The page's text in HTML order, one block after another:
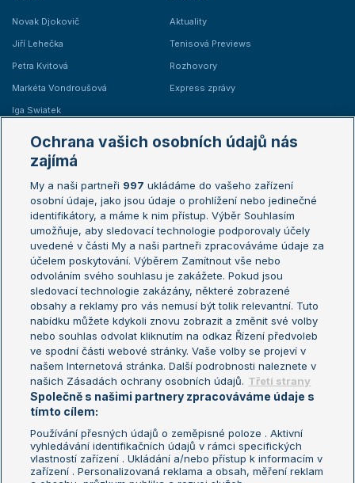
Novak Djokovič
Jiří Lehečka
Petra Kvitová
Markéta Vondroušová
Iga Swiatek
Aktuality
Tenisová Previews
Rozhovory
Express zprávy
Žebříčky
Žebříček ATP (muži)
Žebříček WTA (ženy)
Sázkařský žebříček
Australian Open
French Open
Wimbledon
US Open
Turnaj mistrů
Turnaj mistryň
Aktualní trendy
Fotbalové přestupy
Livesport Daily
LS Prague Open
Podmínky užití
Nastavení soukromí
GDPR a žurnalistika
Reklama
Ochrana vašich osobních údajů nás
zajímá
My a naši partneři 997 ukládáme do vašeho zařízení
osobní údaje, jako jsou údaje o prohlížení nebo jedinečné
identifikátory, a máme k nim přístup. Výběr Souhlasím
umožňuje, aby sledovací technologie podporovaly účely
uvedené v části My a naši partneři zpracováváme údaje za
účelem poskytování. Výběrem Zamítnout vše nebo
odvoláním svého souhlasu je zakážete. Pokud jsou
sledovací technologie zakázány, některé zobrazené
obsahy a reklamy pro vás nemusí být tolik relevantní. Tuto
nabídku můžete kdykoli znovu zobrazit a změnit své volby
nebo souhlas odvolat kliknutím na odkaz Řízení předvoleb
ve spodní části webové stránky. Vaše volby se projeví v
našem Internetová stránka. Další podrobnosti naleznete v
našich Zásadách ochrany osobních údajů. Třetí strany
Společně s našimi partnery zpracováváme údaje s
tímto cílem:
Používání přesných údajů o zeměpisné poloze . Aktivní
vyhledávání identifikačních údajů v rámci specifických
vlastností zařízení . Ukládání a/nebo přístup k informacím v
zařízení . Personalizovaná reklama a obsah, měření reklam